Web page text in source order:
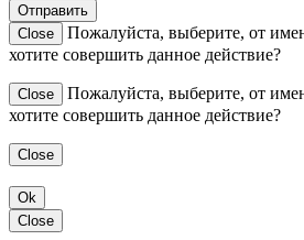
Отправить
Close
Пожалуйста, выберите, от
хотите совершить данное действие?
Close
Пожалуйста, выберите, от
хотите совершить данное действие?
Close
Ok
Close